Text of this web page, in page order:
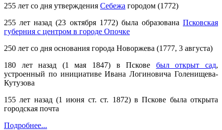
255 лет со дня утверждения Себежа городом (1772)
255 лет назад (23 октября 1772) была образована Псковская
губерния с центром в городе Опочке
250 лет со дня основания города Новоржева (1777, 3 августа)
180 лет назад (1 мая 1847) в Пскове был открыт сад,
устроенный по инициативе Ивана Логиновича Голенищева-
Кутузова
155 лет назад (1 июня ст. ст. 1872) в Пскове была открыта
городская почта
Подробнее...